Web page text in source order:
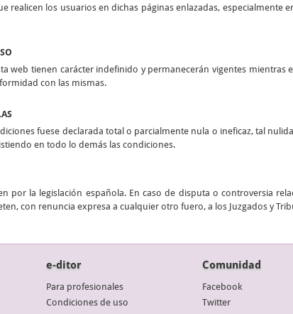
realicen los usuarios en dichas páginas enlazadas, especialmente
web tienen carácter indefinido y permanecerán vigentes mientras
con las mismas.
fuese declarada total o parcialmente nula o ineficaz, tal
en todo lo demás las condiciones.
por la legislación española. En caso de disputa o controversia
con renuncia expresa a cualquier otro fuero, a los Juzgados y
e-ditor
Para profesionales
Condiciones de uso
Comunidad
Facebook
Twitter